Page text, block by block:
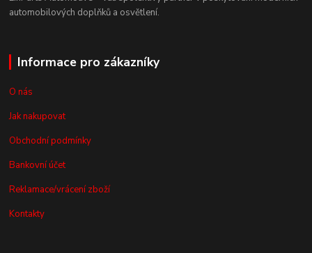
automobilových doplňků a osvětlení.
Informace pro zákazníky
O nás
Jak nakupovat
Obchodní podmínky
Bankovní účet
Reklamace/vrácení zboží
Kontakty